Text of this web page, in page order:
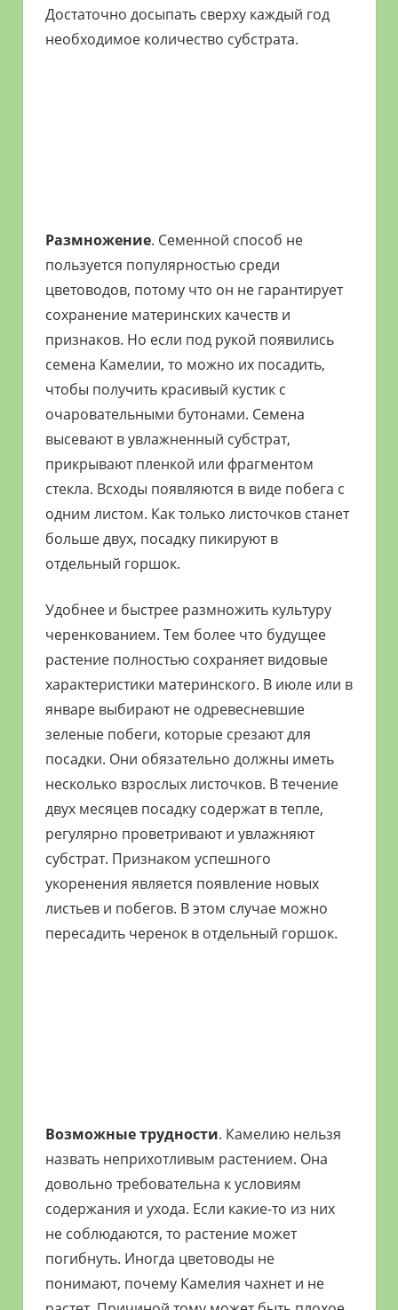
Достаточно досыпать сверху каждый год
необходимое количество субстрата.
Размножение. Семенной способ не
пользуется популярностью среди
цветоводов, потому что он не гарантирует
сохранение материнских качеств и
признаков. Но если под рукой появились
семена Камелии, то можно их посадить,
чтобы получить красивый кустик с
очаровательными бутонами. Семена
высевают в увлажненный субстрат,
прикрывают пленкой или фрагментом
стекла. Всходы появляются в виде побега с
одним листом. Как только листочков станет
больше двух, посадку пикируют в
отдельный горшок.
Удобнее и быстрее размножить культуру
черенкованием. Тем более что будущее
растение полностью сохраняет видовые
характеристики материнского. В июле или в
январе выбирают не одревесневшие
зеленые побеги, которые срезают для
посадки. Они обязательно должны иметь
несколько взрослых листочков. В течение
двух месяцев посадку содержат в тепле,
регулярно проветривают и увлажняют
субстрат. Признаком успешного
укоренения является появление новых
листьев и побегов. В этом случае можно
пересадить черенок в отдельный горшок.
Возможные трудности. Камелию нельзя
назвать неприхотливым растением. Она
довольно требовательна к условиям
содержания и ухода. Если какие-то из них
не соблюдаются, то растение может
погибнуть. Иногда цветоводы не
понимают, почему Камелия чахнет и не